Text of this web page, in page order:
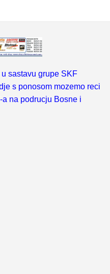
sastavu grupe SKF
s ponosom mozemo reci
na podrucju Bosne i